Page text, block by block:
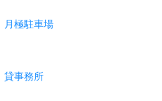
月極駐車場
貸事務所